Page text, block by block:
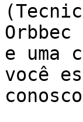
e uma
você